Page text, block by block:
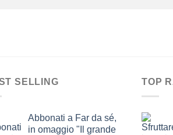
SELLING
Abbonati a Far da sé,
in omaggio "Il grande
TOP